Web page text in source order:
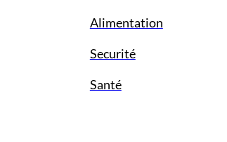
Alimentation
Securité
Santé